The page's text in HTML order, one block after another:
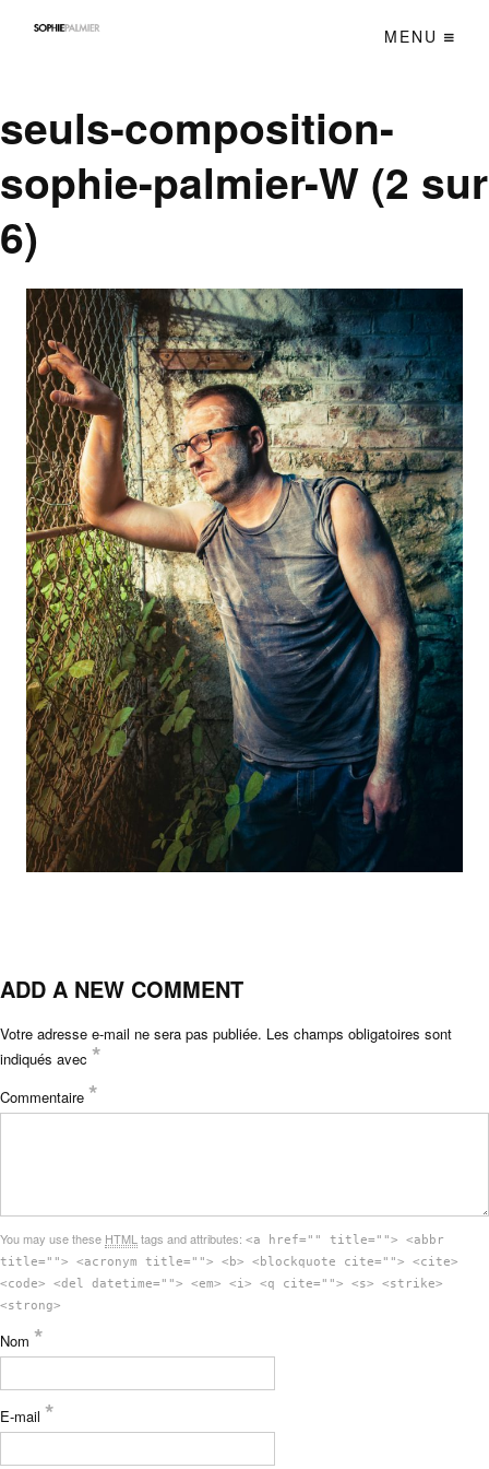
MENU
seuls-composition-
sophie-palmier-W (2 sur
6)
ADD A NEW COMMENT
Votre adresse e-mail ne sera pas publiée. Les champs obligatoires sont
indiqués avec *
Commentaire *
You may use these HTML tags and attributes: <a href="" title=""> <abbr
title=""> <acronym title=""> <b> <blockquote cite=""> <cite>
<code> <del datetime=""> <em> <i> <q cite=""> <s> <strike>
<strong>
Nom *
E-mail *